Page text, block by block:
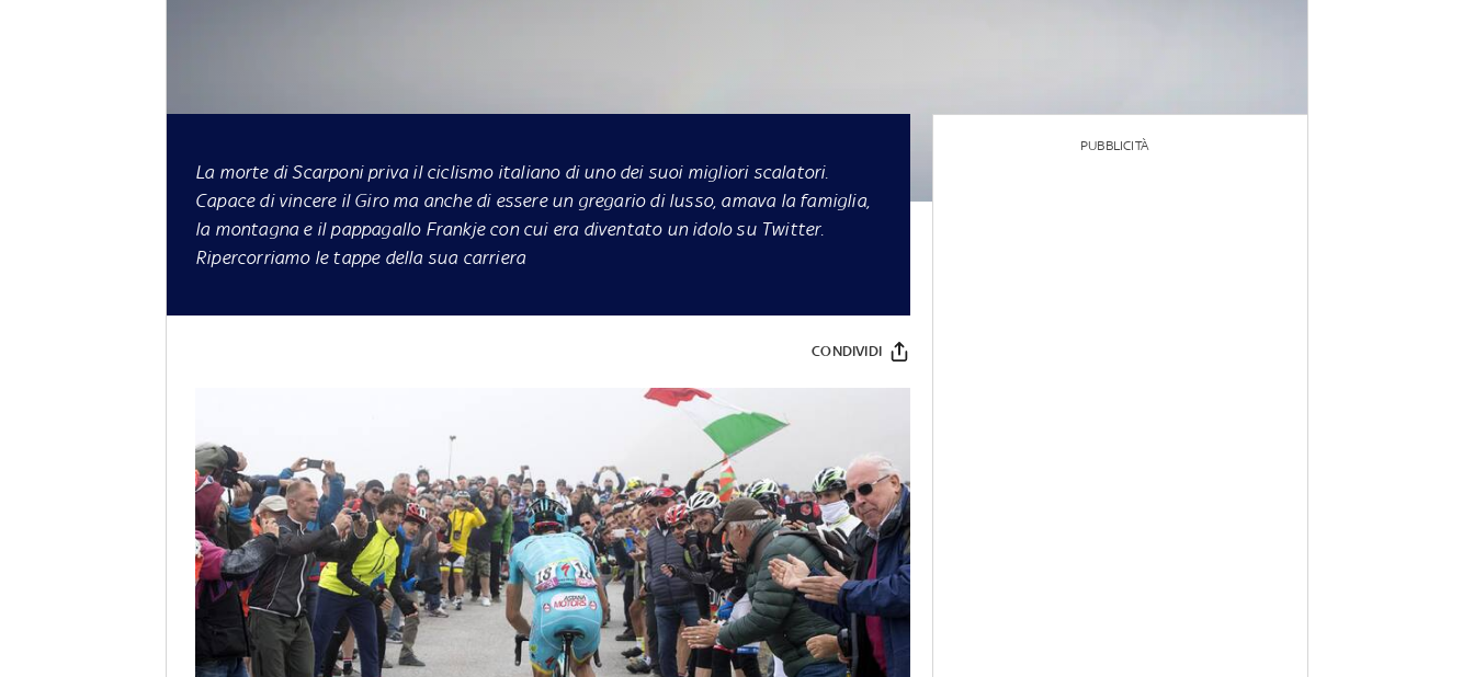
La morte di Scarponi priva il ciclismo italiano di uno dei suoi migliori scalatori.
Capace di vincere il Giro ma anche di essere un gregario di lusso, amava la famiglia,
la montagna e il pappagallo Frankje con cui era diventato un idolo su Twitter.
Ripercorriamo le tappe della sua carriera
CONDIVIDI
PUBBLICITÀ